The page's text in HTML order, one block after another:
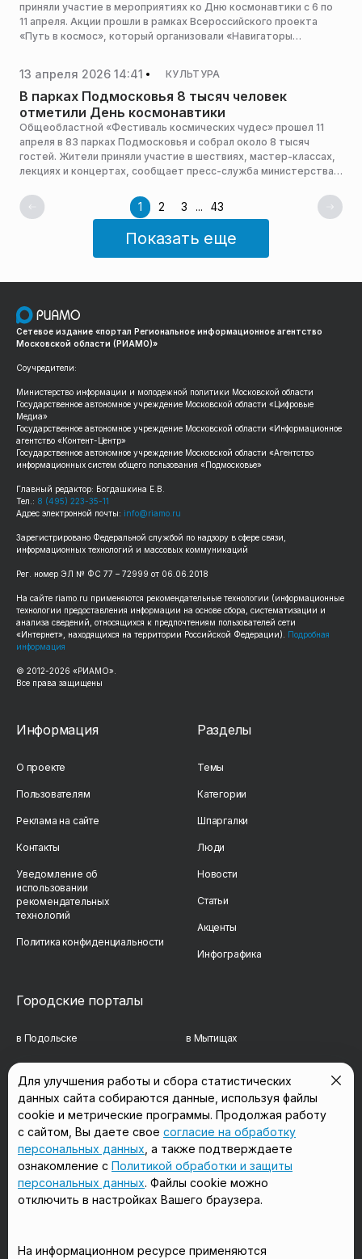
приняли участие в мероприятиях ко Дню космонавтики с 6 по
11 апреля. Акции прошли в рамках Всероссийского проекта
«Путь в космос», который организовали «Навигаторы
13 апреля 2026 14:41 КУЛЬТУРА
В парках Подмосковья 8 тысяч человек
отметили День космонавтики
Общеобластной «Фестиваль космических чудес» прошел 11
апреля в 83 парках Подмосковья и собрал около 8 тысяч
гостей. Жители приняли участие в шествиях, мастер-классах,
лекциях и концертах, сообщает пресс-служба министерства
1 2 3 ... 43
Показать еще
Сетевое издание «портал Региональное информационное агентство
Московской области (РИАМО)»
Соучредители:
Министерство информации и молодежной политики Московской области
Государственное автономное учреждение Московской области «Цифровые
Медиа»
Государственное автономное учреждение Московской области «Информационное
агентство «Контент-Центр»
Государственное автономное учреждение Московской области «Агентство
информационных систем общего пользования «Подмосковье»
Главный редактор: Богдашкина Е.В.
Тел.: 8 (495) 223-35-11
Адрес электронной почты: info@riamo.ru
Зарегистрировано Федеральной службой по надзору в сфере связи,
информационных технологий и массовых коммуникаций
Рег. номер ЭЛ № ФС 77 – 72999 от 06.06.2018
На сайте riamo.ru применяются рекомендательные технологии (информационные
технологии предоставления информации на основе сбора, систематизации и
анализа сведений, относящихся к предпочтениям пользователей сети
«Интернет», находящихся на территории Российской Федерации). Подробная
информация
© 2012-2026 «РИАМО».
Все права защищены
Информация
О проекте
Пользователям
Реклама на сайте
Контакты
Уведомление об
использовании
рекомендательных
технологий
Политика конфиденциальности
Разделы
Темы
Категории
Шпаргалки
Люди
Новости
Статьи
Акценты
Инфографика
Городские порталы
в Подольске в Мытищах
в Сергиевом Посаде в Люберцах
в Красногорске в Королёве
в Домодедово в Щёлково
Мы в соцсетях
Для улучшения работы и сбора статистических
данных сайта собираются данные, используя файлы
cookie и метрические программы. Продолжая работу
с сайтом, Вы даете свое согласие на обработку
персональных данных , а также подтверждаете
ознакомление с Политикой обработки и защиты
персональных данных. Файлы cookie можно
отключить в настройках Вашего браузера.
На информационном ресурсе применяются